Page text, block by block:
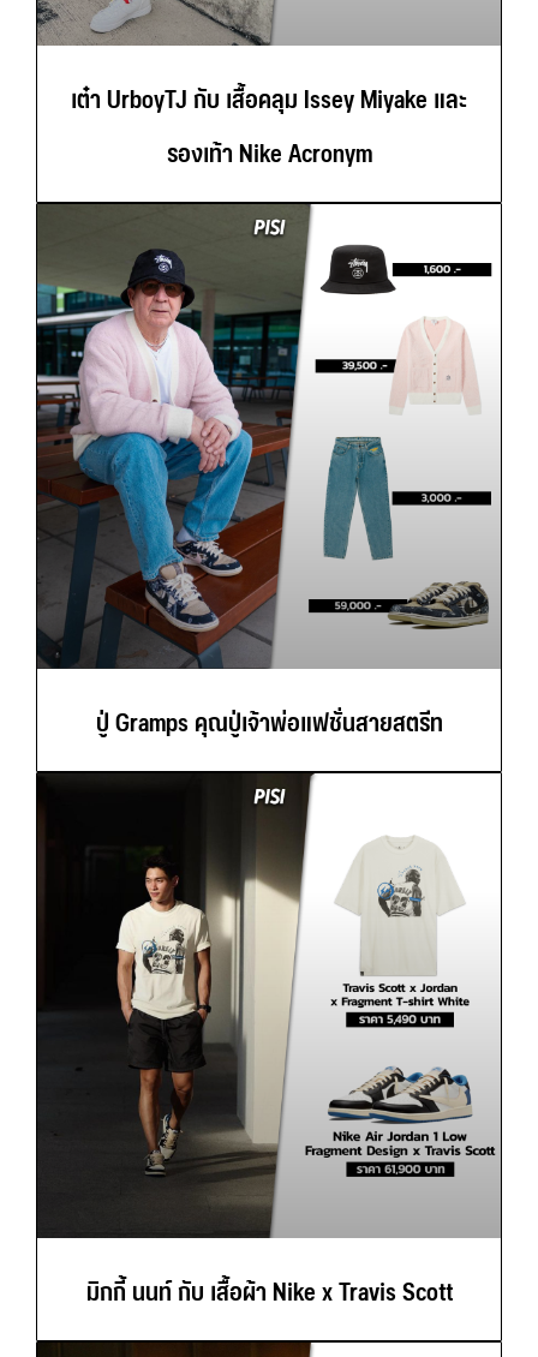
เต๋า UrboyTJ กับ เสื้อคลุม Issey Miyake และ
รองเท้า Nike Acronym
ปู่ Gramps คุณปู่เจ้าพ่อแฟชั่นสายสตรีท
มิกกี้ นนท์ กับ เสื้อผ้า Nike x Travis Scott